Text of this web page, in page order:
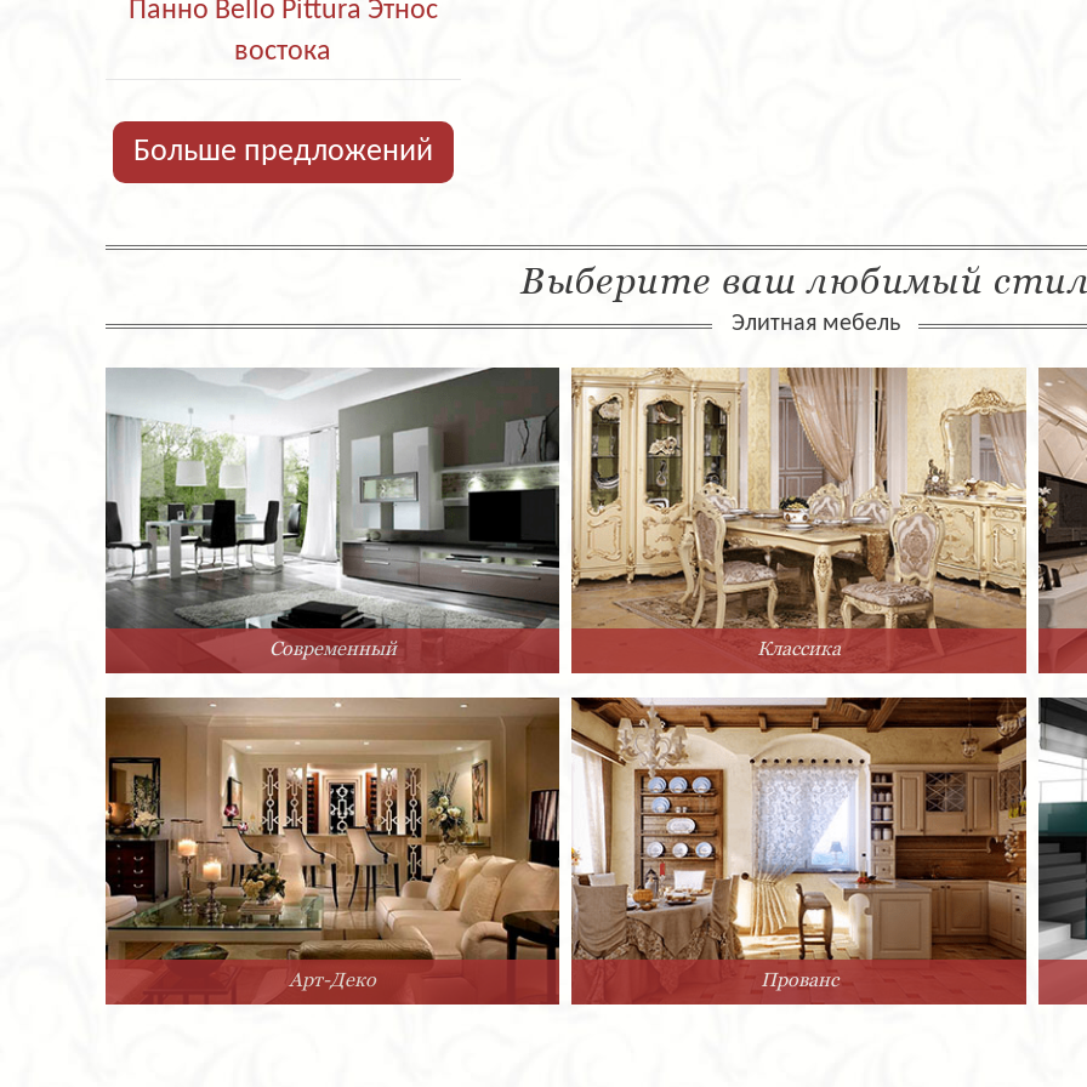
Панно Bello Pittura Этнос
востока
Больше предложений
Выберите ваш любимый
Элитная мебель
Современный Классика
Арт-Деко Прованс